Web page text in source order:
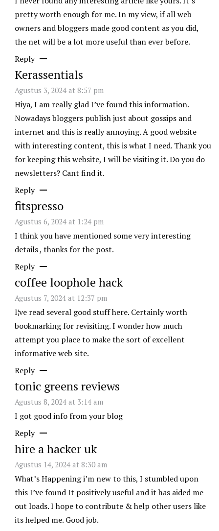
pretty worth enough for me. In my view, if all web
owners and bloggers made good content as you did,
the net will be a lot more useful than ever before.
Reply
Kerassentials
Agustus 3, 2024 at 8:57 pm
Hiya, I am really glad I’ve found this information.
Nowadays bloggers publish just about gossips and
internet and this is really annoying. A good website
with interesting content, this is what I need. Thank you
for keeping this website, I will be visiting it. Do you do
newsletters? Cant find it.
Reply
fitspresso
Agustus 6, 2024 at 1:24 pm
I think you have mentioned some very interesting
details , thanks for the post.
Reply
coffee loophole hack
Agustus 7, 2024 at 12:37 pm
I¦ve read several good stuff here. Certainly worth
bookmarking for revisiting. I wonder how much
attempt you place to make the sort of excellent
informative web site.
Reply
tonic greens reviews
Agustus 8, 2024 at 3:14 am
I got good info from your blog
Reply
hire a hacker uk
Agustus 14, 2024 at 8:30 am
What’s Happening i’m new to this, I stumbled upon
this I’ve found It positively useful and it has aided me
out loads. I hope to contribute & help other users like
its helped me. Good job.